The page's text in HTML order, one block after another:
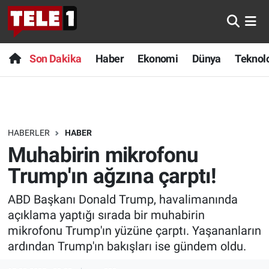
Son Dakika Haber Ekonomi Dünya
HABERLER HABER
Muhabirin mikrofonu
Trump'ın ağzına çarptı!
ABD Başkanı Donald Trump, havalimanında
açıklama yaptığı sırada bir muhabirin
mikrofonu Trump'ın yüzüne çarptı. Yaşananların
ardından Trump'ın bakışları ise gündem oldu.
Anında Manşet
Başka Sohbetler
Bilim turu
Bilim ve Teknoloji Evreni
Doğa Konuşuyor
Dünya
Son Dakika
Haber
Dünya
Teknoloji
Sağlık
Spor
Nöbetçi Eczaneler
Hava Durumu
Trafik Durumu
Süper Lig Puan Durumu ve Fikstür
Tüm Manşetler
Son Dakika Haberleri